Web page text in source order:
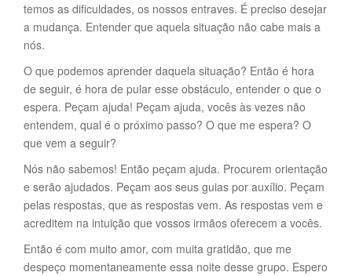
temos as dificuldades, os nossos entraves. É preciso desejar
a mudança. Entender que aquela situação não cabe mais a
nós.
O que podemos aprender daquela situação? Então é hora
de seguir, é hora de pular esse obstáculo, entender o que o
espera. Peçam ajuda! Peçam ajuda, vocês às vezes não
entendem, qual é o próximo passo? O que me espera? O
que vem a seguir?
Nós não sabemos! Então peçam ajuda. Procurem orientação
e serão ajudados. Peçam aos seus guias por auxílio. Peçam
pelas respostas, que as respostas vem. As respostas vem e
acreditem na intuição que vossos irmãos oferecem a vocês.
Então é com muito amor, com muita gratidão, que me
despeço momentaneamente essa noite desse grupo. Espero